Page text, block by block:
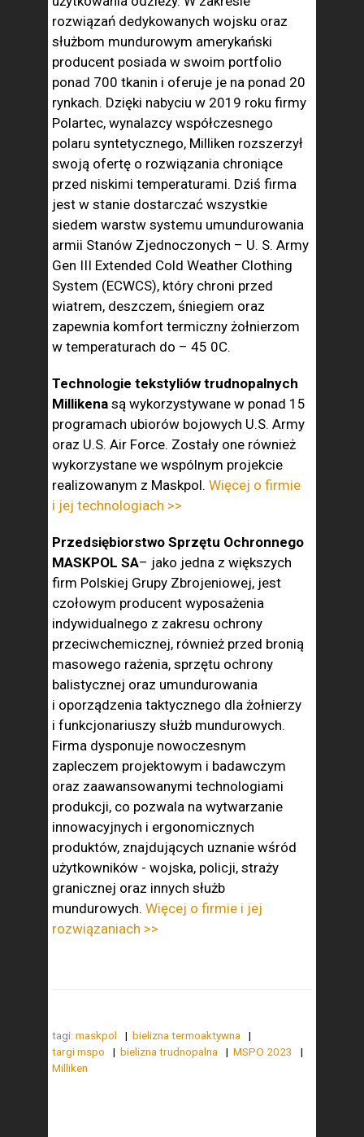
rozwiązań dedykowanych wojsku oraz
służbom mundurowym amerykański
producent posiada w swoim portfolio
ponad 700 tkanin i oferuje je na ponad 20
rynkach. Dzięki nabyciu w 2019 roku firmy
Polartec, wynalazcy współczesnego
polaru syntetycznego, Milliken rozszerzył
swoją ofertę o rozwiązania chroniące
przed niskimi temperaturami. Dziś firma
jest w stanie dostarczać wszystkie
siedem warstw systemu umundurowania
armii Stanów Zjednoczonych – U. S. Army
Gen III Extended Cold Weather Clothing
System (ECWCS), który chroni przed
wiatrem, deszczem, śniegiem oraz
zapewnia komfort termiczny żołnierzom
w temperaturach do – 45 0C.
Technologie tekstyliów trudnopalnych
Millikena są wykorzystywane w ponad 15
programach ubiorów bojowych U.S. Army
oraz U.S. Air Force. Zostały one również
wykorzystane we wspólnym projekcie
realizowanym z Maskpol. Więcej o firmie
i jej technologiach >>
Przedsiębiorstwo Sprzętu Ochronnego
MASKPOL SA– jako jedna z większych
firm Polskiej Grupy Zbrojeniowej, jest
czołowym producent wyposażenia
indywidualnego z zakresu ochrony
przeciwchemicznej, również przed bronią
masowego rażenia, sprzętu ochrony
balistycznej oraz umundurowania
i oporządzenia taktycznego dla żołnierzy
i funkcjonariuszy służb mundurowych.
Firma dysponuje nowoczesnym
zapleczem projektowym i badawczym
oraz zaawansowanymi technologiami
produkcji, co pozwala na wytwarzanie
innowacyjnych i ergonomicznych
produktów, znajdujących uznanie wśród
użytkowników - wojska, policji, straży
granicznej oraz innych służb
mundurowych. Więcej o firmie i jej
rozwiązaniach >>
tagi: maskpol
bielizna termoaktywna
targi mspo
bielizna trudnopalna
MSPO 2023
Milliken